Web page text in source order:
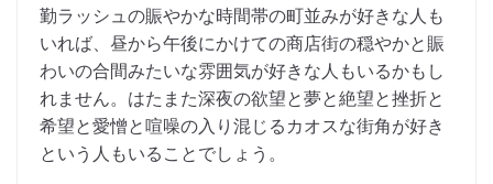
勤ラッシュの賑やかな時間帯の町並みが好きな人も
いれば、昼から午後にかけての商店街の穏やかと賑
わいの合間みたいな雰囲気が好きな人もいるかもし
れません。はたまた深夜の欲望と夢と絶望と挫折と
希望と愛憎と喧噪の入り混じるカオスな街角が好き
という人もいることでしょう。